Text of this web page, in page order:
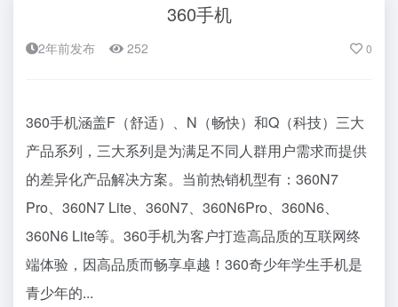
360手机
2年前发布 252 0
360手机涵盖F（舒适）、N（畅快）和Q（科技）三大
产品系列，三大系列是为满足不同人群用户需求而提供
的差异化产品解决方案。当前热销机型有：360N7
Pro、360N7 Lite、360N7、360N6Pro、360N6、
360N6 Lite等。360手机为客户打造高品质的互联网终
端体验，因高品质而畅享卓越！360奇少年学生手机是
青少年的...